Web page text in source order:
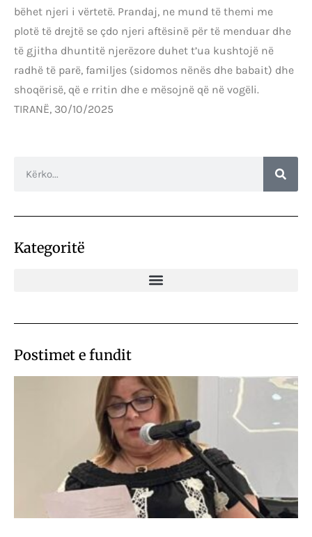
bëhet njeri i vërtetë. Prandaj, ne mund të themi me
plotë të drejtë se çdo njeri aftësinë për të menduar dhe
të gjitha dhuntitë njerëzore duhet t’ua kushtojë në
radhë të parë, familjes (sidomos nënës dhe babait) dhe
shoqërisë, që e rritin dhe e mësojnë që në vogëli.
TIRANË, 30/10/2025
Kategoritë
Postimet e fundit